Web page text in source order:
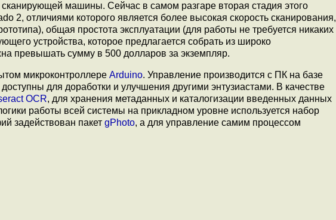
машины. Сейчас в самом разгаре вторая стадия этого
2, отличиями которого является более высокая скорость сканирования,
общая простота эксплуатации (для работы не требуется никаких
устройства, которое предлагается собрать из широко
превышать сумму в 500 долларов за экземпляр.
микроконтроллере Arduino. Управление производится с ПК на базе
доступны для доработки и улучшения другими энтузиастами. В качестве
OCR, для хранения метаданных и каталогизации введенных данных
работы всей системы на прикладном уровне используется набор
задействован пакет gPhoto, а для управление самим процессом